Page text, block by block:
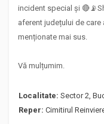
incident special și
aferent județului de care
menționate mai sus.
Vă mulțumim.
Localitate: Sector 2,
Reper: Cimitirul